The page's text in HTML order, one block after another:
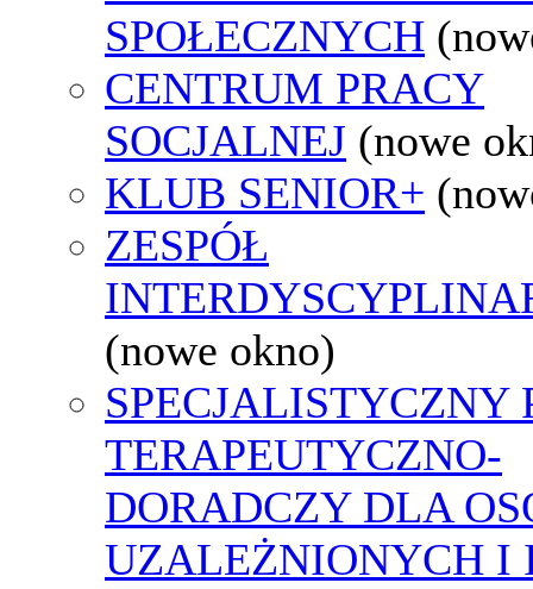
SPOŁECZNYCH
CENTRUM PRACY
SOCJALNEJ (nowe
KLUB SENIOR+
ZESPÓŁ
(nowe okno)
SPECJALISTYCZNY
TERAPEUTYCZNO-
DORADCZY DLA
UZALEŻNIONYCH I